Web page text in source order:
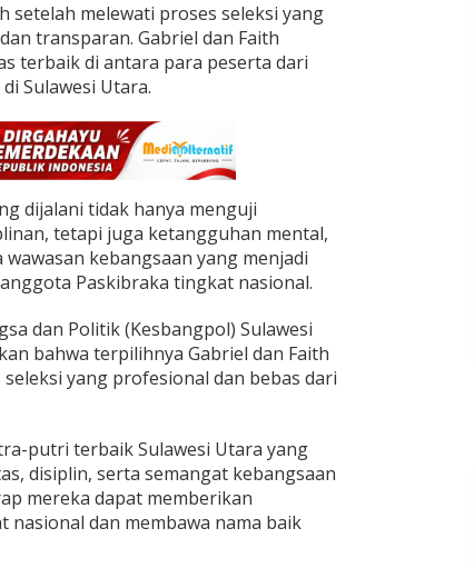
setelah melewati proses seleksi yang
transparan. Gabriel dan Faith
terbaik di antara para peserta dari
Sulawesi Utara.
dijalani tidak hanya menguji
tetapi juga ketangguhan mental,
kebangsaan yang menjadi
Paskibraka tingkat nasional.
dan Politik (Kesbangpol) Sulawesi
bahwa terpilihnya Gabriel dan Faith
yang profesional dan bebas dari
putri terbaik Sulawesi Utara yang
disiplin, serta semangat kebangsaan
mereka dapat memberikan
dan membawa nama baik